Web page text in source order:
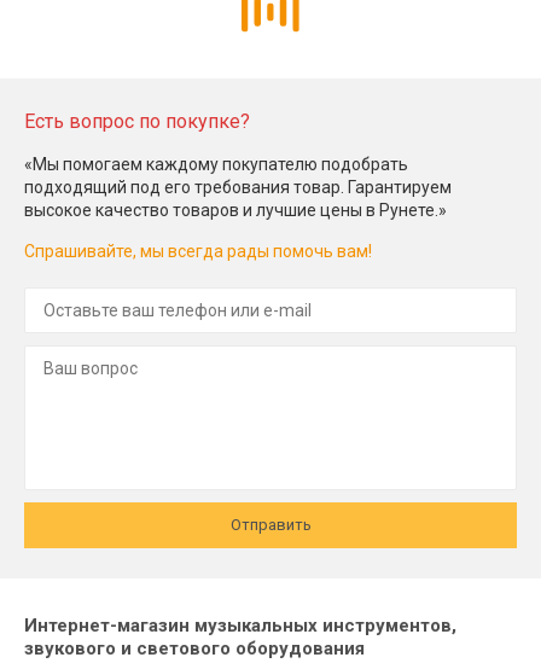
Есть вопрос по покупке?
«Мы помогаем каждому покупателю подобрать
подходящий под его требования товар. Гарантируем
высокое качество товаров и лучшие цены в Рунете.»
Спрашивайте, мы всегда рады помочь вам!
Отправить
Интернет-магазин музыкальных инструментов,
звукового и светового оборудования